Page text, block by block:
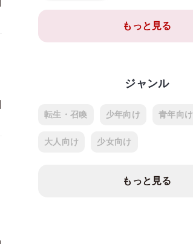
もっと見る
ジャンル
転生・召喚 少年向け 青年向け
大人向け 少女向け
もっと見る